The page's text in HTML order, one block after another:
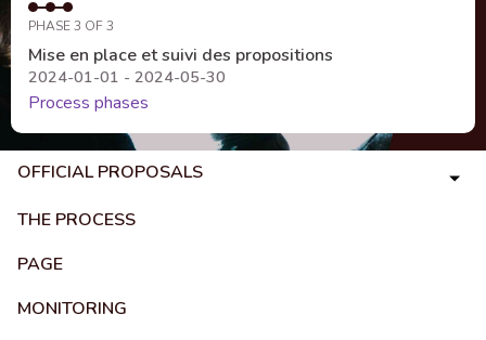
PHASE 3 OF 3
Mise en place et suivi des propositions
2024-01-01 - 2024-05-30
Process phases
OFFICIAL PROPOSALS
THE PROCESS
PAGE
MONITORING